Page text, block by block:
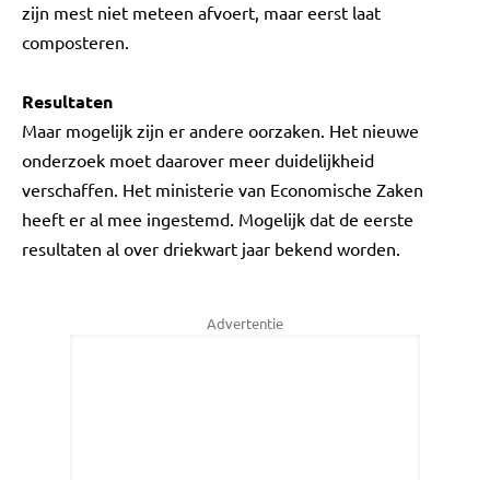
zijn mest niet meteen afvoert, maar eerst laat
composteren.
Resultaten
Maar mogelijk zijn er andere oorzaken. Het nieuwe
onderzoek moet daarover meer duidelijkheid
verschaffen. Het ministerie van Economische Zaken
heeft er al mee ingestemd. Mogelijk dat de eerste
resultaten al over driekwart jaar bekend worden.
Advertentie